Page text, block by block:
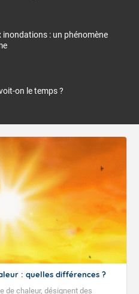
inondations : un phénomène
on le temps ?
: quelles différences ?
de chaleur, désignent des